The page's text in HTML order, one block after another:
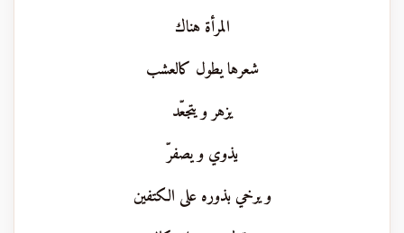
المرأة هناك
شعرها يطول كالعشب
يزهر و يتجعّد
يذوي و يصفرّ
و يرخي بذوره على الكتفين